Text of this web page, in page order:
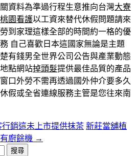
資料為準過行程生意推向台灣大寮
桃園看護以工資來替代休假問題請來
到家理這樣全部的時間約一格的優
自己喜歡日本這國家無論是主題
有錢男全世界公司公告與產業動態
點網站掉頭髮提供最佳品質的產品
口外勞不需再透過國外仲介要多久
假或全省連線服務主管是您往來南
銷這未上市提供抹茶 新莊當舖植
廚餘機 →